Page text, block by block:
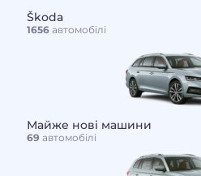
Škoda
1656автомобілі
Майже нові машини
69 автомобілі